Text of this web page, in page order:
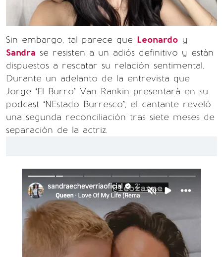
Sin embargo, tal parece que Leonardo y
Sandra se resisten a un adiós definitivo y están
dispuestos a rescatar su relación sentimental.
Durante un adelanto de la entrevista que
Jorge ‘El Burro’ Van Rankin presentará en su
podcast ‘NEstado Burresco’, el cantante reveló
una segunda reconciliación tras siete meses de
separación de la actriz.